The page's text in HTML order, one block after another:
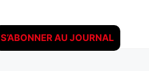
S’ABONNER AU JOURNAL